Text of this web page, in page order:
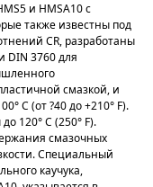
и HMSA10 с
также известны под
CR, разработаны
DIN 3760 для
смазкой, и
C (от ?40 до +210° F).
120° C (250° F).
смазочных
Специальный
каучука,